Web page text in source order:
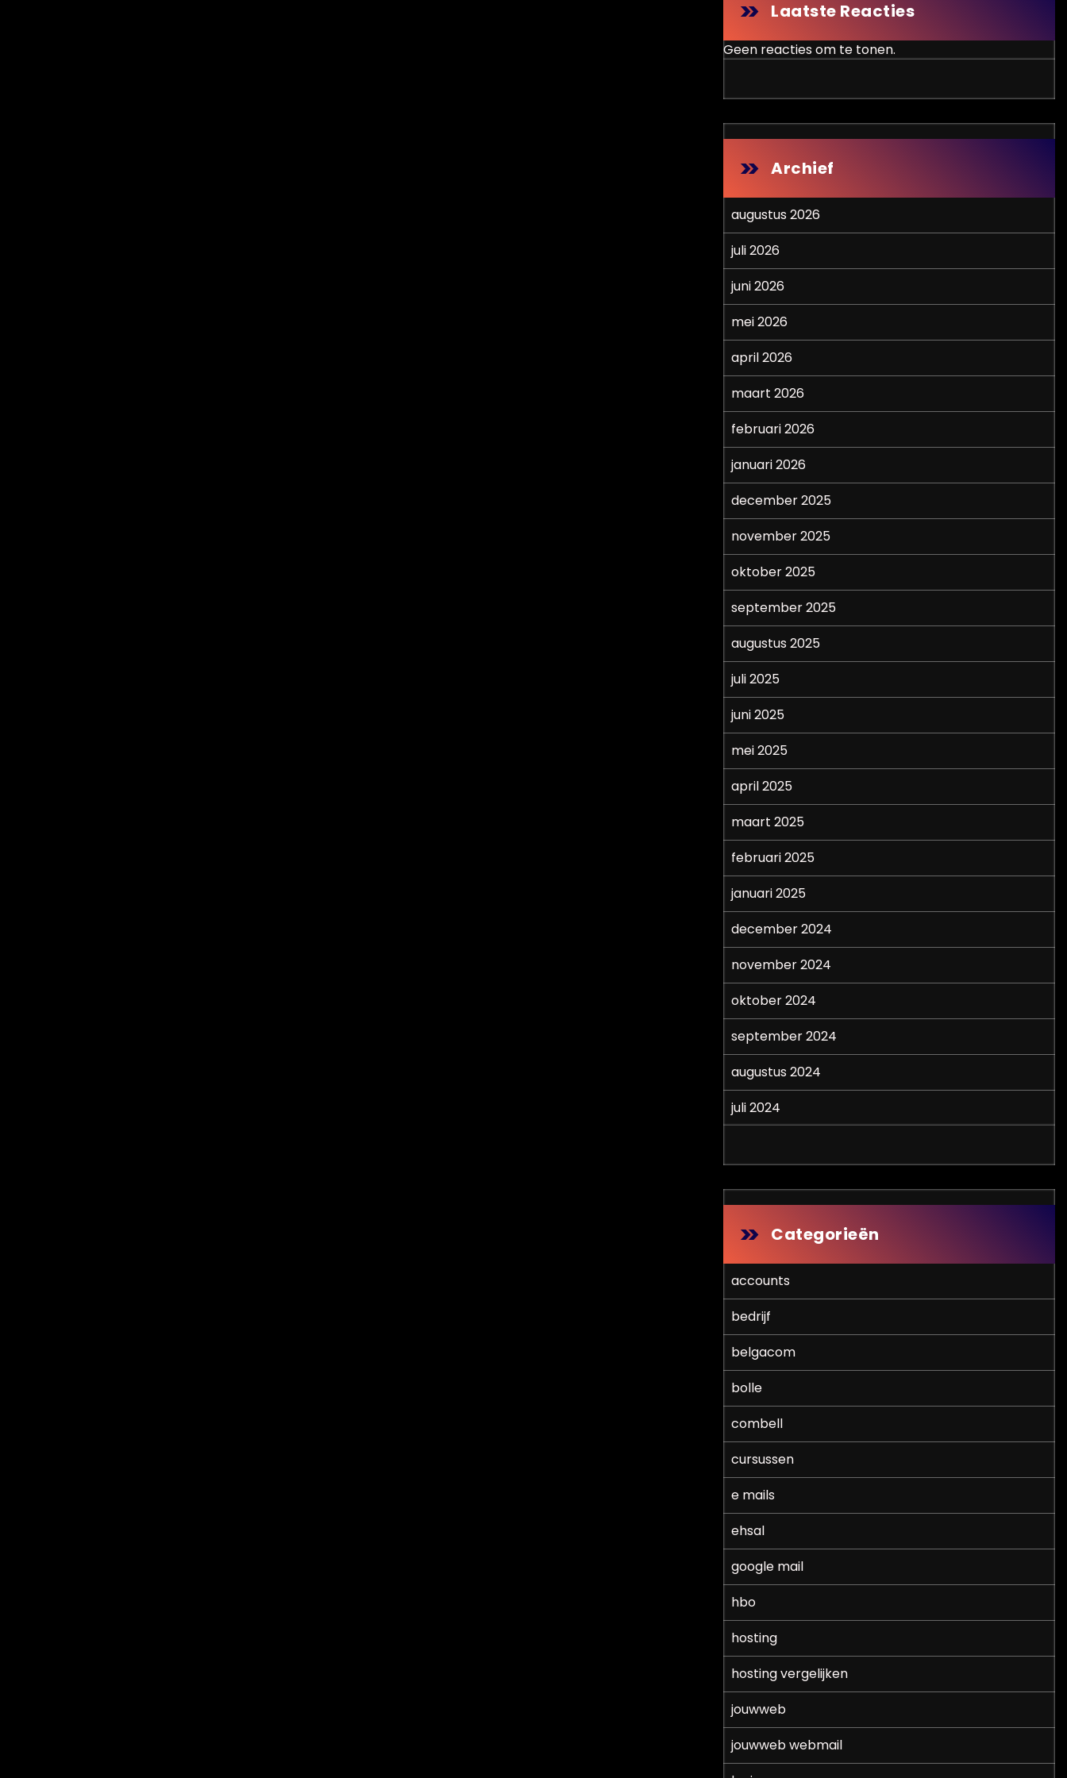
Laatste Reacties
Geen reacties om te tonen.
Archief
augustus 2026
juli 2026
juni 2026
mei 2026
april 2026
maart 2026
februari 2026
januari 2026
december 2025
november 2025
oktober 2025
september 2025
augustus 2025
juli 2025
juni 2025
mei 2025
april 2025
maart 2025
februari 2025
januari 2025
december 2024
november 2024
oktober 2024
september 2024
augustus 2024
juli 2024
Categorieën
accounts
bedrijf
belgacom
bolle
combell
cursussen
e mails
ehsal
google mail
hbo
hosting
hosting vergelijken
jouwweb
jouwweb webmail